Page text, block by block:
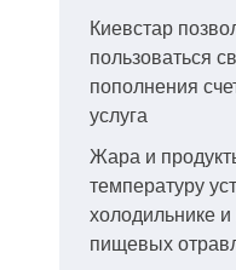
Киевстар
пользоваться
пополнения
услуга
Жара и
температуру
холодильнике и
пищевых